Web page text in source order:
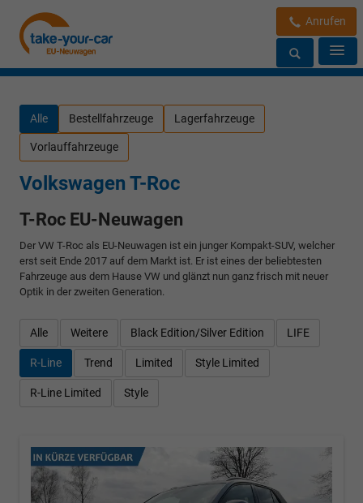
Anrufen
Alle Bestellfahrzeuge Lagerfahrzeuge
Vorlauffahrzeuge
Volkswagen T-Roc
T-Roc EU-Neuwagen
Der VW T-Roc als EU-Neuwagen ist ein junger Kompakt-SUV, welcher
erst seit Ende 2017 auf dem Markt ist. Er ist eines der beliebtesten
Fahrzeuge aus dem Hause VW und glänzt nun ganz frisch mit neuer
Optik in der zweiten Generation.
Alle Weitere Black Edition/Silver Edition LIFE
R-Line Trend Limited Style Limited
R-Line Limited Style